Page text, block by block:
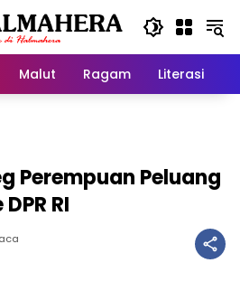
Malut Ragam Literasi
Perempuan Peluang
RI